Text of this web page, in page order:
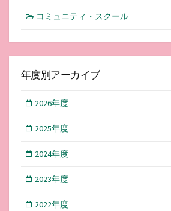
コミュニティ・スクール
年度別アーカイブ
2026年度
2025年度
2024年度
2023年度
2022年度